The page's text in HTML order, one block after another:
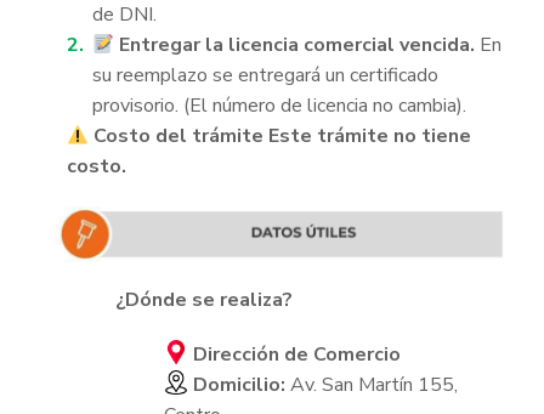
de DNI.
Entregar la licencia comercial vencida. En
su reemplazo se entregará un certificado
provisorio. (El número de licencia no cambia).
Costo del trámite Este trámite no tiene
costo.
¿Dónde se realiza?
Dirección de Comercio
Domicilio: Av. San Martín 155,